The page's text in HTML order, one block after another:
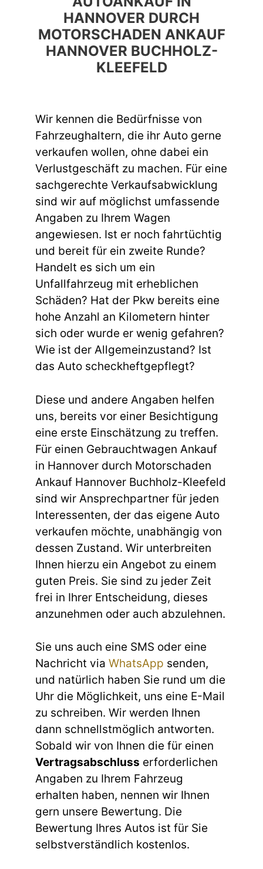
HANNOVER DURCH
MOTORSCHADEN ANKAUF
HANNOVER BUCHHOLZ-
KLEEFELD
Wir kennen die Bedürfnisse von
Fahrzeughaltern, die ihr Auto gerne
verkaufen wollen, ohne dabei ein
Verlustgeschäft zu machen. Für eine
sachgerechte Verkaufsabwicklung
sind wir auf möglichst umfassende
Angaben zu Ihrem Wagen
angewiesen. Ist er noch fahrtüchtig
und bereit für ein zweite Runde?
Handelt es sich um ein
Unfallfahrzeug mit erheblichen
Schäden? Hat der Pkw bereits eine
hohe Anzahl an Kilometern hinter
sich oder wurde er wenig gefahren?
Wie ist der Allgemeinzustand? Ist
das Auto scheckheftgepflegt?
Diese und andere Angaben helfen
uns, bereits vor einer Besichtigung
eine erste Einschätzung zu treffen.
Für einen Gebrauchtwagen Ankauf
in Hannover durch Motorschaden
Ankauf Hannover Buchholz-Kleefeld
sind wir Ansprechpartner für jeden
Interessenten, der das eigene Auto
verkaufen möchte, unabhängig von
dessen Zustand. Wir unterbreiten
Ihnen hierzu ein Angebot zu einem
guten Preis. Sie sind zu jeder Zeit
frei in Ihrer Entscheidung, dieses
anzunehmen oder auch abzulehnen.
Sie uns auch eine SMS oder eine
Nachricht via WhatsApp senden,
und natürlich haben Sie rund um die
Uhr die Möglichkeit, uns eine E-Mail
zu schreiben. Wir werden Ihnen
dann schnellstmöglich antworten.
Sobald wir von Ihnen die für einen
Vertragsabschluss erforderlichen
Angaben zu Ihrem Fahrzeug
erhalten haben, nennen wir Ihnen
gern unsere Bewertung. Die
Bewertung Ihres Autos ist für Sie
selbstverständlich kostenlos.